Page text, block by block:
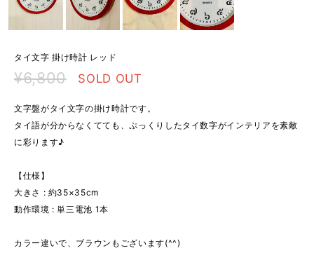
タイ文字 掛け時計 レッド
¥6,800 SOLD OUT
文字盤がタイ文字の掛け時計です。
タイ語が分からなくてても、ぷっくりしたタイ数字がインテリアを素敵
に彩ります♪
【仕様】
大きさ : 約35×35cm
動作環境 : 単三電池 1本
カラー違いで、ブラウンもございます(^^)